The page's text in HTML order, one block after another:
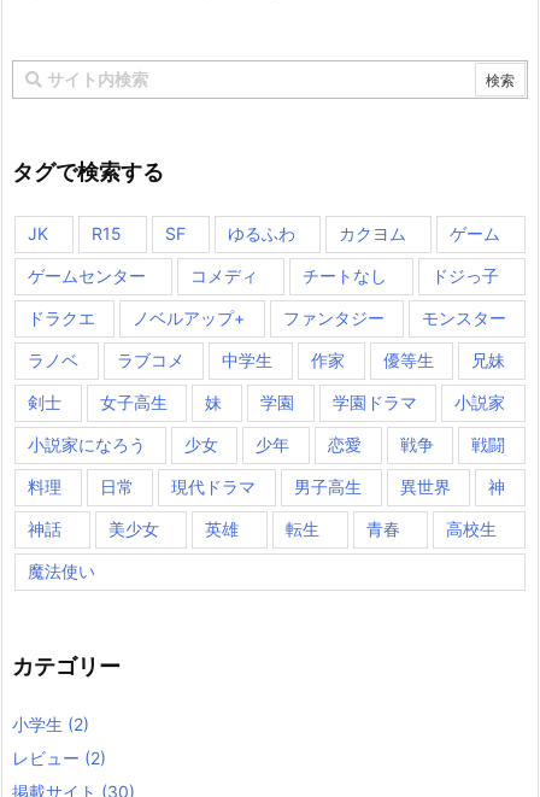
タグで検索する
JK R15 SF ゆるふわ カクヨム ゲーム
ゲームセンター コメディ チートなし ドジっ子
ドラクエ ノベルアップ+ ファンタジー モンスター
ラノベ ラブコメ 中学生 作家 優等生 兄妹
剣士 女子高生 妹 学園 学園ドラマ 小説家
小説家になろう 少女 少年 恋愛 戦争 戦闘
料理 日常 現代ドラマ 男子高生 異世界 神
神話 美少女 英雄 転生 青春 高校生
魔法使い
カテゴリー
小学生 (2)
レビュー (2)
掲載サイト (30)